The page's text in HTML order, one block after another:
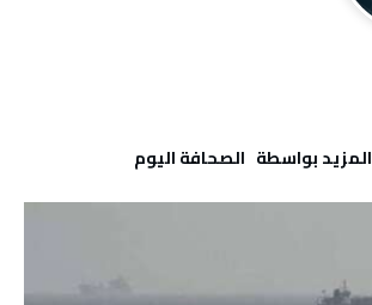
‫‫المزيد بواسطة‬ ‬ ‭ ‬الصحافة‭ ‬اليوم